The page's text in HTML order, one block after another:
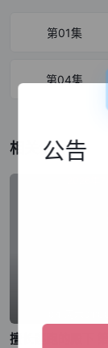
第01集
第04集
相关影片
公告